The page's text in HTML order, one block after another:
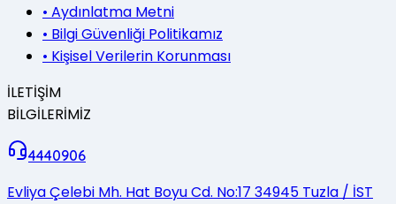
• Aydınlatma Metni
• Bilgi Güvenliği Politikamız
• Kişisel Verilerin Korunması
İLETİŞİM
BİLGİLERİMİZ
4440906
Evliya Çelebi Mh. Hat Boyu Cd. No:17 34945 Tuzla / İST